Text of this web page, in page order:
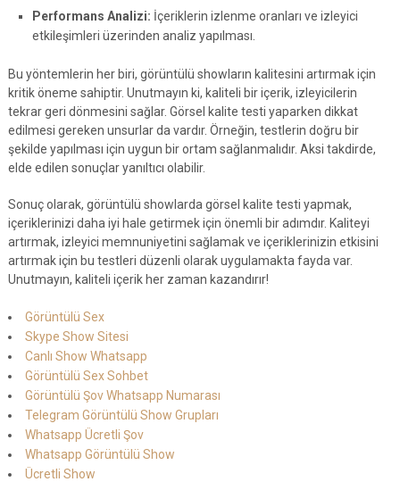
Performans Analizi: İçeriklerin izlenme oranları ve izleyici
etkileşimleri üzerinden analiz yapılması.
Bu yöntemlerin her biri, görüntülü showların kalitesini artırmak için
kritik öneme sahiptir. Unutmayın ki, kaliteli bir içerik, izleyicilerin
tekrar geri dönmesini sağlar. Görsel kalite testi yaparken dikkat
edilmesi gereken unsurlar da vardır. Örneğin, testlerin doğru bir
şekilde yapılması için uygun bir ortam sağlanmalıdır. Aksi takdirde,
elde edilen sonuçlar yanıltıcı olabilir.
Sonuç olarak, görüntülü showlarda görsel kalite testi yapmak,
içeriklerinizi daha iyi hale getirmek için önemli bir adımdır. Kaliteyi
artırmak, izleyici memnuniyetini sağlamak ve içeriklerinizin etkisini
artırmak için bu testleri düzenli olarak uygulamakta fayda var.
Unutmayın, kaliteli içerik her zaman kazandırır!
Görüntülü Sex
Skype Show Sitesi
Canlı Show Whatsapp
Görüntülü Sex Sohbet
Görüntülü Şov Whatsapp Numarası
Telegram Görüntülü Show Grupları
Whatsapp Ücretli Şov
Whatsapp Görüntülü Show
Ücretli Show